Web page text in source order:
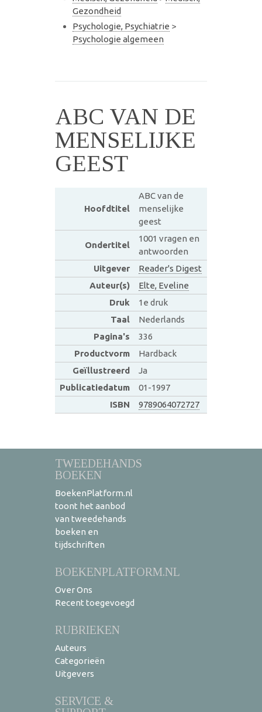
Gezondheid
Psychologie, Psychiatrie >
Psychologie algemeen
ABC VAN DE
MENSELIJKE
GEEST
Hoofdtitel
ABC van de
menselijke
geest
Ondertitel
1001 vragen en
antwoorden
Uitgever
Reader's Digest
Auteur(s)
Elte, Eveline
Druk
1e druk
Taal
Nederlands
Pagina's
336
Productvorm
Hardback
Geïllustreerd
Ja
Publicatiedatum
01-1997
ISBN
9789064072727
TWEEDEHANDS
BOEKEN
BoekenPlatform.nl
toont het aanbod
van tweedehands
boeken en
tijdschriften
BOEKENPLATFORM.NL
Over Ons
Recent toegevoegd
RUBRIEKEN
Auteurs
Categorieën
Uitgevers
SERVICE &